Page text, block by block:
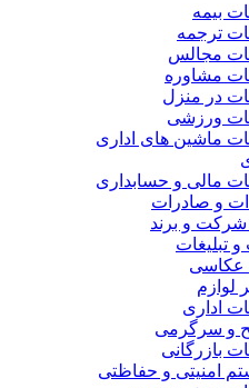
بیمه
ترجمه
مجالس
مشاوره
در منزل
ورزشی
ماشین های اداری
مالی و حسابداری
و صادرات
و برند
تبلیغات
عکاسی
لوازم
اداری
و سرگرمی
بازرگانی
امنیتی و حفاظتی